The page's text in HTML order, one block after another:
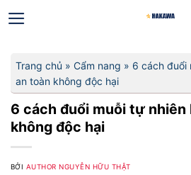
qua
Trang chủ » Cẩm nang » 6 cách đuổi
an toàn không độc hại
6 cách đuổi muỗi tự nhiên
không độc hại
BỞI AUTHOR NGUYỄN HỮU THẬT